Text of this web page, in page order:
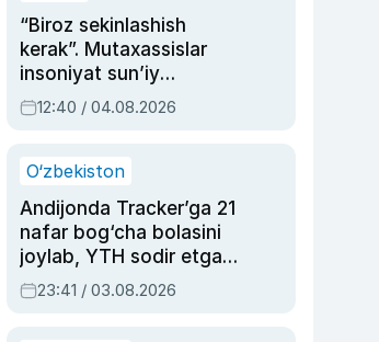
“Biroz sekinlashish
kerak”. Mutaxassislar
insoniyat sun’iy
intellektni boshqara
olmay qolishidan xavotir
12:40 / 04.08.2026
O‘zbekiston
Andijonda Tracker’ga 21
nafar bog‘cha bolasini
joylab, YTH sodir etgan
ayolga sud hukmi o‘qildi
23:41 / 03.08.2026